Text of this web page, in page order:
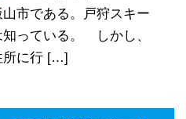
市である。戸狩スキー
っている。 しかし、
所に行 […]